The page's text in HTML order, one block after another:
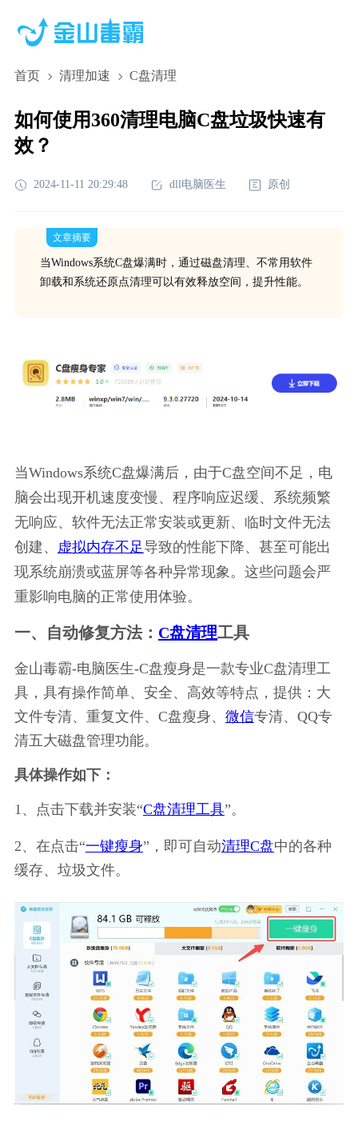
首页 清理加速 C盘清理
如何使用360清理电脑C盘垃圾快速有
效？
2024-11-11 20:29:48 dll电脑医生 原创
文章摘要
当Windows系统C盘爆满时，通过磁盘清理、不常用软件
卸载和系统还原点清理可以有效释放空间，提升性能。
当Windows系统C盘爆满后，由于C盘空间不足，电
脑会出现开机速度变慢、程序响应迟缓、系统频繁
无响应、软件无法正常安装或更新、临时文件无法
创建、
虚拟内存不足导致的性能下降、甚至可能出
现系统崩溃或蓝屏等各种异常现象。这些问题会严
重影响电脑的正常使用体验。
一、自动修复方法： C盘清理工具
金山毒霸-电脑医生-C盘瘦身是一款专业C盘清理工
具，具有操作简单、安全、高效等特点，提供：大
文件专清、重复文件、C盘瘦身、 微信专清、QQ专
清五大磁盘管理功能。
具体操作如下：
1、点击下载并安装“C盘清理工具”。
2、在点击“一键瘦身”，即可自动清理C盘中的各种
缓存、垃圾文件。